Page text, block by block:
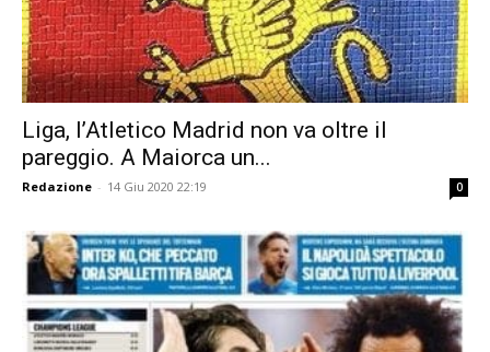
Liga, l’Atletico Madrid non va oltre il
pareggio. A Maiorca un...
Redazione - 14 Giu 2020 22:19 0